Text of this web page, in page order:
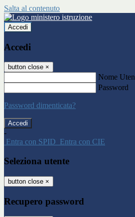
Salta al contenuto
Accedi
Accedi
button close ×
Nome
Password
Password dimenticata?
-
Entra con SPID Entra con CIE
Seleziona utente
button close ×
Recupero password